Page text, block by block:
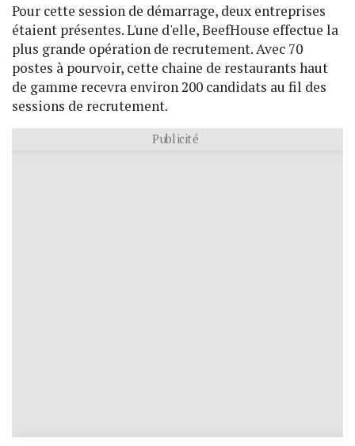
Pour cette session de démarrage, deux entreprises
étaient présentes. L'une d'elle, BeefHouse effectue la
plus grande opération de recrutement. Avec 70
postes à pourvoir, cette chaine de restaurants haut
de gamme recevra environ 200 candidats au fil des
sessions de recrutement.
Publicité